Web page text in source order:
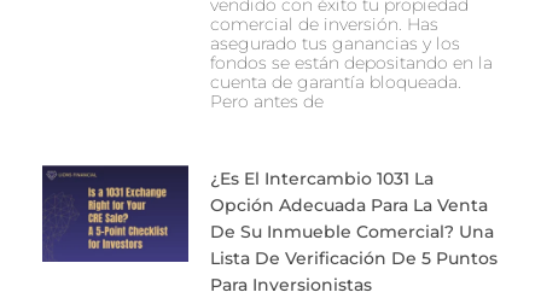
vendido con éxito tu propiedad
comercial de inversión. Has
asegurado tus ganancias y los
fondos se están depositando en la
cuenta de garantía bloqueada.
Pero antes de
¿Es El Intercambio 1031 La
Opción Adecuada Para La Venta
De Su Inmueble Comercial? Una
Lista De Verificación De 5 Puntos
Para Inversionistas